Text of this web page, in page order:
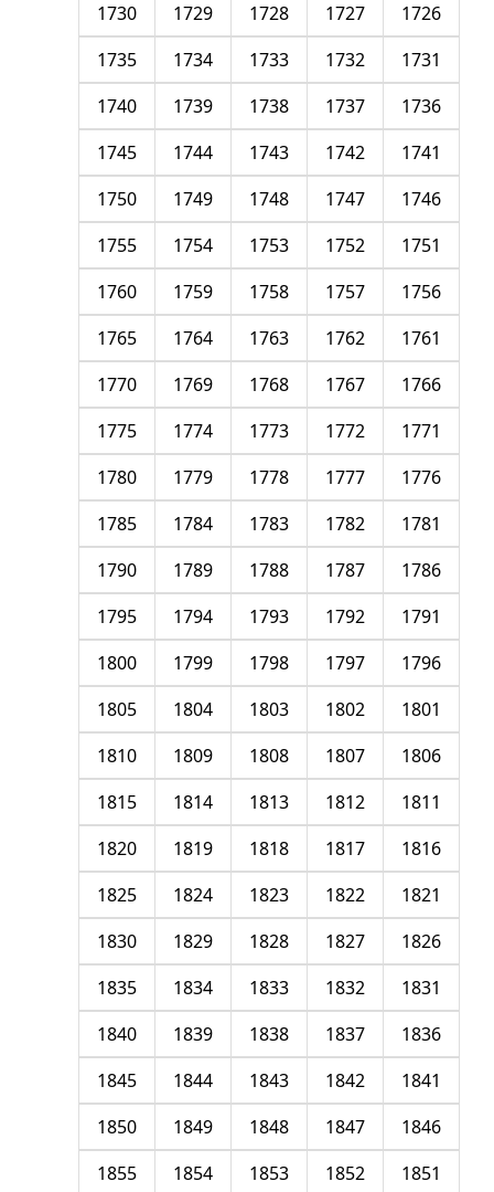
1726
1727
1728
1729
1730
1731
1732
1733
1734
1735
1736
1737
1738
1739
1740
1741
1742
1743
1744
1745
1746
1747
1748
1749
1750
1751
1752
1753
1754
1755
1756
1757
1758
1759
1760
1761
1762
1763
1764
1765
1766
1767
1768
1769
1770
1771
1772
1773
1774
1775
1776
1777
1778
1779
1780
1781
1782
1783
1784
1785
1786
1787
1788
1789
1790
1791
1792
1793
1794
1795
1796
1797
1798
1799
1800
1801
1802
1803
1804
1805
1806
1807
1808
1809
1810
1811
1812
1813
1814
1815
1816
1817
1818
1819
1820
1821
1822
1823
1824
1825
1826
1827
1828
1829
1830
1831
1832
1833
1834
1835
1836
1837
1838
1839
1840
1841
1842
1843
1844
1845
1846
1847
1848
1849
1850
1851
1852
1853
1854
1855